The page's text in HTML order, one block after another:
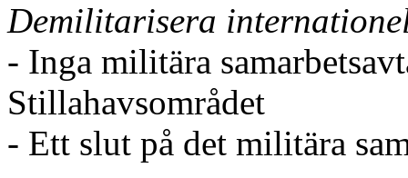
Demilitarisera
- Inga militära
Stillahavsområdet
- Ett slut på det militära